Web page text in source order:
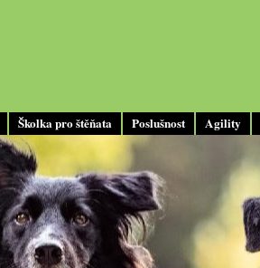
Školka pro štěňata Poslušnost Agility